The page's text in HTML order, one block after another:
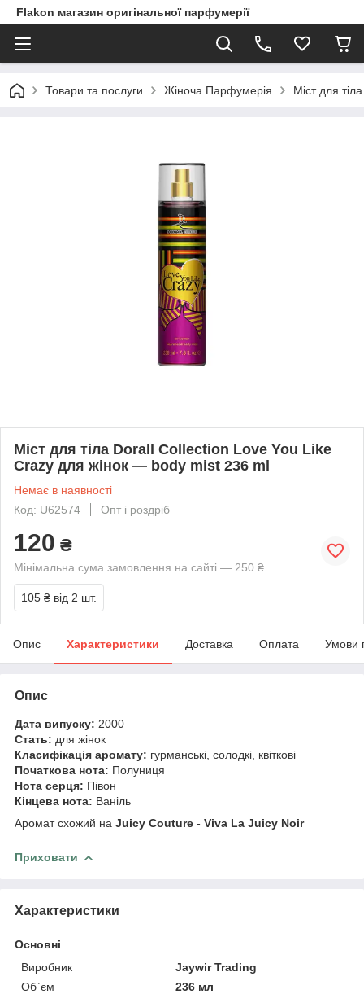
Flakon магазин оригінальної парфумерії
Товари та послуги Жіноча Парфумерія Міст для
Міст для тіла Dorall Collection Love You Like
Crazy для жінок — body mist 236 ml
Немає в наявності
Код: U62574
Опт і роздріб
120 ₴
Мінімальна сума замовлення на сайті — 250 ₴
105 ₴ від 2 шт.
Опис Характеристики Доставка Оплата Умови
Опис
Дата випуску: 2000
Стать: для жінок
Класифікація аромату: гурманські, солодкі, квіткові
Початкова нота: Полуниця
Нота серця: Півон
Кінцева нота: Ваніль
Аромат схожий на Juicy Couture - Viva La Juicy Noir
Приховати
Характеристики
Основні
Виробник
Jaywir Trading
Об`єм
236 мл